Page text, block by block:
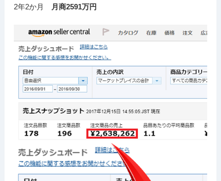
2年2か月
月商2591万円